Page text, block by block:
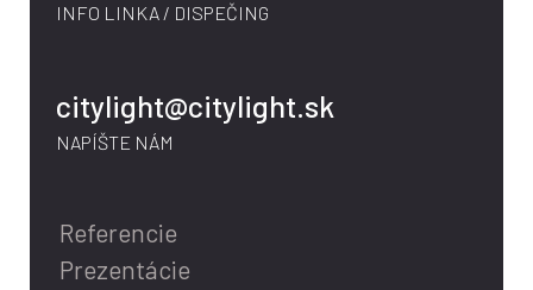
INFO LINKA / DISPEČING
citylight@citylight.sk
NAPÍŠTE NÁM
Referencie
Prezentácie